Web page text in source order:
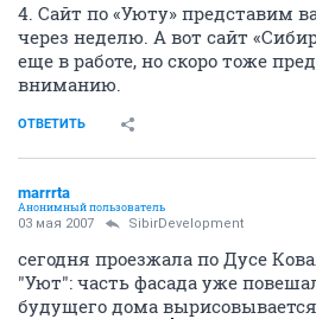
4. Сайт по «Уюту» представим
через неделю. А вот сайт
еще в работе, но скоро тоже
вниманию.
ОТВЕТИТЬ
marrrta
Анонимный пользователь
03 мая 2007 SibirDevelopment
сегодня проезжала по Дусе
"Уют": часть фасада уже
будущего дома